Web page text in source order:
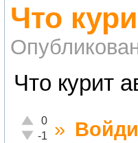
Что
Что курит
Отлично!
0
Неадекватно!
-1 »